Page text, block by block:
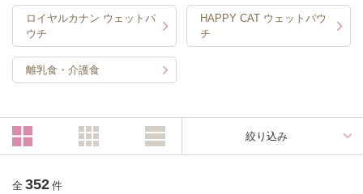
ロイヤルカナン ウェットパ
ウチ
HAPPY CAT ウェットパウ
チ
離乳食・介護食
絞り込み
全 352 件